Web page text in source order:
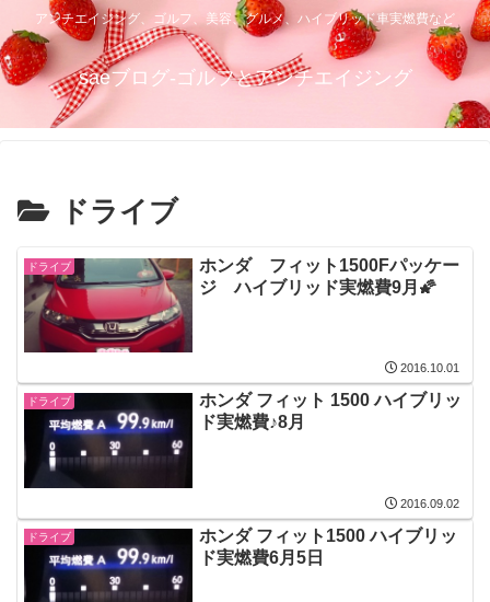
アンチエイジング、ゴルフ、美容、グルメ、ハイブリッド車実燃費など
saeブログ-ゴルフとアンチエイジング
ドライブ
ドライブ
ホンダ フィット1500Fパッケー
ジ ハイブリッド実燃費9月🌠
2016.10.01
ドライブ
ホンダ フィット 1500 ハイブリッ
ド実燃費♪8月
2016.09.02
ドライブ
ホンダ フィット1500 ハイブリッ
ド実燃費6月5日